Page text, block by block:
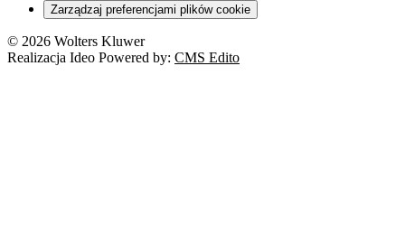
Zarządzaj preferencjami plików cookie
© 2026 Wolters Kluwer
Realizacja Ideo Powered by: CMS Edito